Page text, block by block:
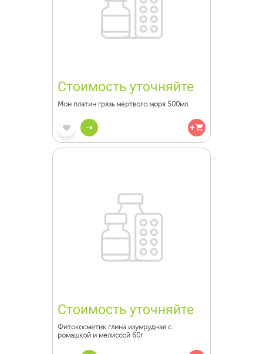
Стоимость уточняйте
Мон платин грязь мертвого моря 500мл
Стоимость уточняйте
Фитокосметик глина изумрудная с
ромашкой и мелиссой 60г